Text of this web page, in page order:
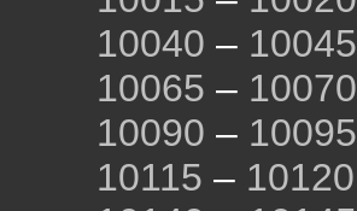
10040 – 10045
10065 – 10070
10090 – 10095
10115 – 10120